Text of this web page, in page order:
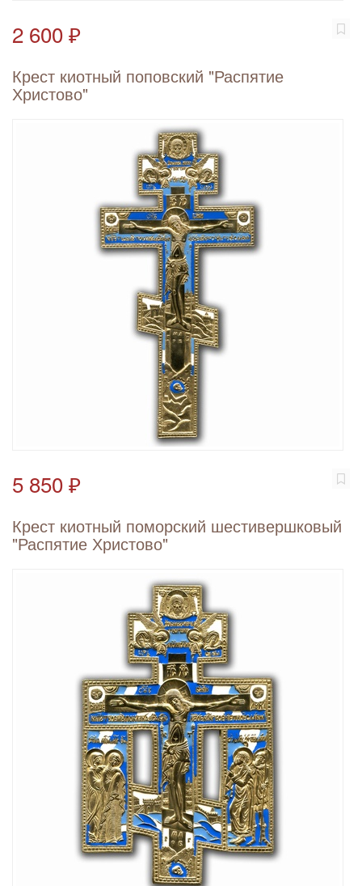
2 600 ₽
Крест киотный поповский "Распятие
Христово"
5 850 ₽
Крест киотный поморский шестивершковый
"Распятие Христово"